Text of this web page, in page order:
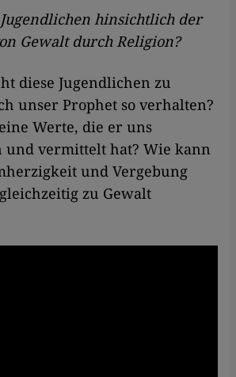
Jugendlichen hinsichtlich der
Gewalt durch Religion?
diese Jugendlichen zu
unser Prophet so verhalten?
Werte, die er uns
und vermittelt hat? Wie kann
und Vergebung
zu Gewalt